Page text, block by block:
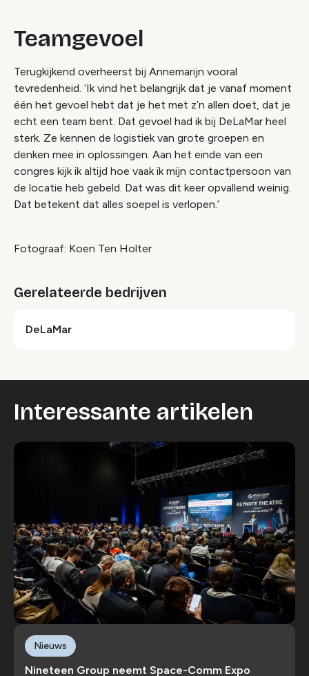
Teamgevoel
Terugkijkend overheerst bij Annemarijn vooral
tevredenheid. ‘Ik vind het belangrijk dat je vanaf moment
één het gevoel hebt dat je het met z’n allen doet, dat je
echt een team bent. Dat gevoel had ik bij DeLaMar heel
sterk. Ze kennen de logistiek van grote groepen en
denken mee in oplossingen. Aan het einde van een
congres kijk ik altijd hoe vaak ik mijn contactpersoon van
de locatie heb gebeld. Dat was dit keer opvallend weinig.
Dat betekent dat alles soepel is verlopen.’
Fotograaf: Koen Ten Holter
Gerelateerde bedrijven
DeLaMar
Interessante artikelen
Nineteen Group neemt Space-Comm Expo
Nieuws